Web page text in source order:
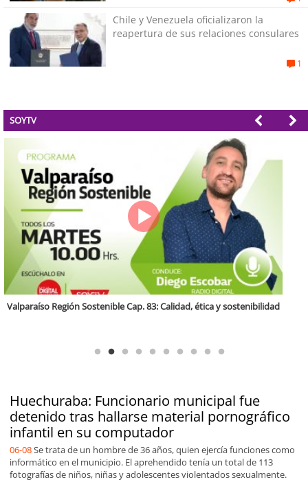
Chile y Venezuela oficializaron la
reapertura de sus relaciones consulares
1
SOYTV
Huechuraba: Funcionario municipal fue
detenido tras hallarse material pornográfico
infantil en su computador
06-08Se trata de un hombre de 36 años, quien ejercía funciones como
informático en el municipio. El aprehendido tenía un total de 113
fotografías de niños, niñas y adolescentes violentados sexualmente.